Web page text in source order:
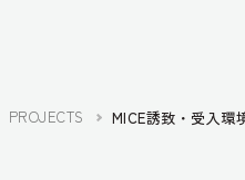
PROJECTS MICE誘致・受入環